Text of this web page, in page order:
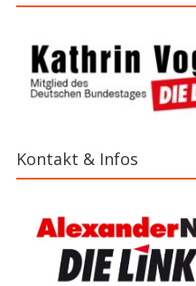
Kontakt & Infos